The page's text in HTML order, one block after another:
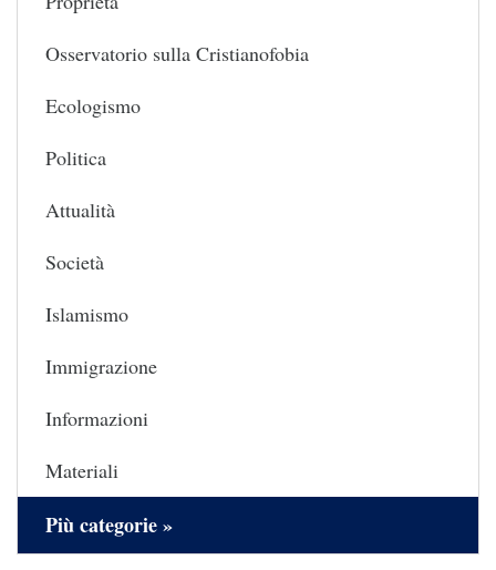
Osservatorio sulla Cristianofobia
Ecologismo
Politica
Attualità
Società
Islamismo
Immigrazione
Informazioni
Materiali
Più categorie »